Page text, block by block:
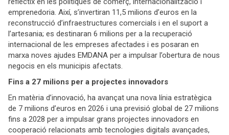
emprenedoria. Així, s’invertiran 11,5 milions d’euros en la
reconstrucció d’infraestructures comercials i en el suport a
l’artesania; es destinaran 6 milions per a la recuperació
internacional de les empreses afectades i es posaran en
marxa noves ajudes EMDANA per a impulsar l’obertura de nous
negocis en els municipis afectats.
Fins a 27 milions per a projectes innovadors
En matèria d’innovació, ha avançat una nova línia estratègica
de 7 milions d’euros en 2026 i una previsió global de 27 milions
fins a 2028 per a impulsar grans projectes innovadors en
cooperació relacionats amb tecnologies digitals avançades,